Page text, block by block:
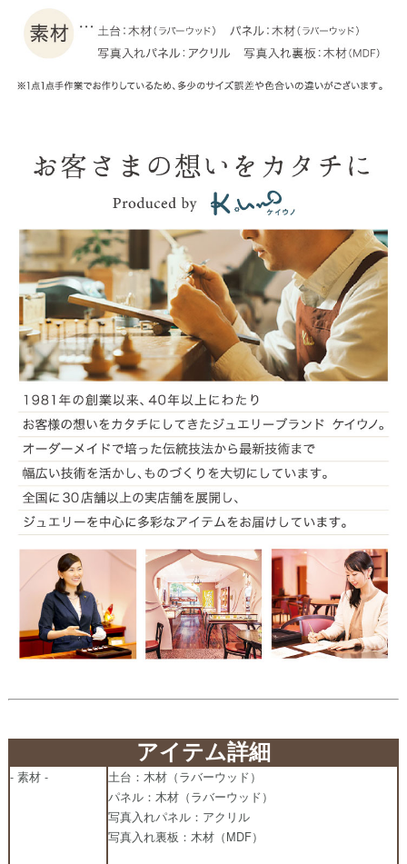
アイテム詳細
- 素材 -
土台：木材（ラバーウッド）
パネル：木材（ラバーウッド）
写真入れパネル：アクリル
写真入れ裏板：木材（MDF）